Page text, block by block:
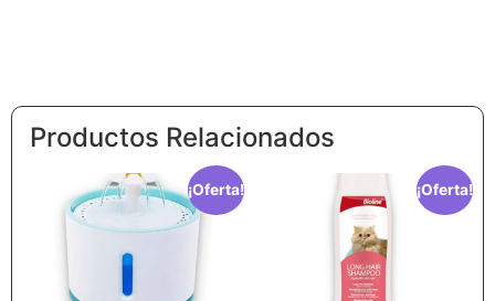
Productos Relacionados
¡Oferta! ¡Oferta!